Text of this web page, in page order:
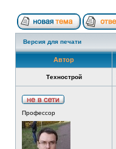
Версия для печати
Автор
Технострой
Профессор